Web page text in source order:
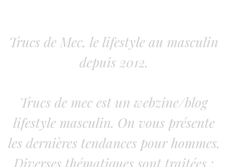
Trucs de Mec, le lifestyle au masculin
depuis 2012.
Trucs de mec est un webzine/blog
lifestyle masculin. On vous présente
les dernières tendances pour hommes.
Diverses thématiques sont traitées :